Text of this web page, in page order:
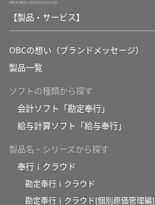
【製品・サービス】
OBCの想い（ブランドメッセージ）
製品一覧
ソフトの種類から探す
会計ソフト「勘定奉行」
給与計算ソフト「給与奉行」
製品名・シリーズから探す
奉行ｉクラウド
勘定奉行ｉクラウド
勘定奉行ｉクラウド[個別原価管理編]